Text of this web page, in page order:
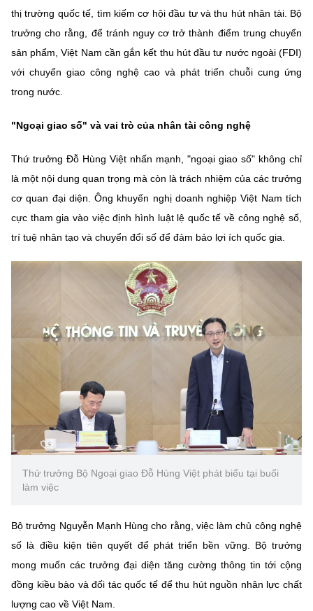
thị trường quốc tế, tìm kiếm cơ hội đầu tư và thu hút nhân tài. Bộ
trưởng cho rằng, để tránh nguy cơ trở thành điểm trung chuyển
sản phẩm, Việt Nam cần gắn kết thu hút đầu tư nước ngoài (FDI)
với chuyển giao công nghệ cao và phát triển chuỗi cung ứng
trong nước.
"Ngoại giao số" và vai trò của nhân tài công nghệ
Thứ trưởng Đỗ Hùng Việt nhấn mạnh, "ngoại giao số" không chỉ
là một nội dung quan trọng mà còn là trách nhiệm của các trưởng
cơ quan đại diện. Ông khuyến nghị doanh nghiệp Việt Nam tích
cực tham gia vào việc định hình luật lệ quốc tế về công nghệ số,
trí tuệ nhân tạo và chuyển đổi số để đảm bảo lợi ích quốc gia.
Thứ trưởng Bộ Ngoại giao Đỗ Hùng Việt phát biểu tại buổi
làm việc
Bộ trưởng Nguyễn Mạnh Hùng cho rằng, việc làm chủ công nghệ
số là điều kiện tiên quyết để phát triển bền vững. Bộ trưởng
mong muốn các trưởng đại diện tăng cường thông tin tới cộng
đồng kiều bào và đối tác quốc tế để thu hút nguồn nhân lực chất
lượng cao về Việt Nam.